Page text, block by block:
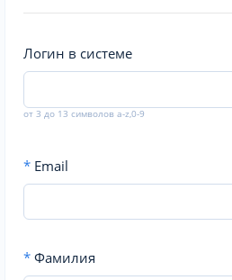
Логин в системе
от 3 до 13 символов a-z,0-9
* Email
* Фамилия